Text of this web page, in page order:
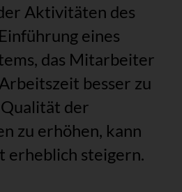
Aktivitäten des
eines
das Mitarbeiter
besser zu
der
zu erhöhen, kann
erheblich steigern.